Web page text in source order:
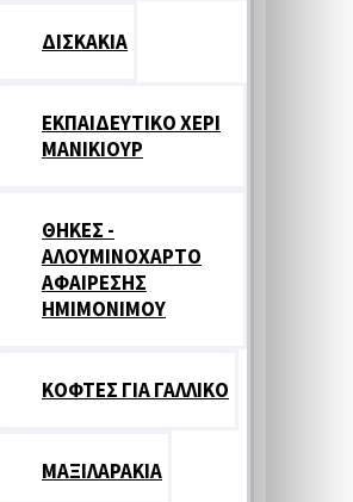
ΔΙΣΚΑΚΙΑ
ΕΚΠΑΙΔΕΥΤΙΚΟ ΧΕΡΙ
ΜΑΝΙΚΙΟΥΡ
ΘΗΚΕΣ -
ΑΛΟΥΜΙΝΟΧΑΡΤΟ
ΑΦΑΙΡΕΣΗΣ
ΗΜΙΜΟΝΙΜΟΥ
ΚΟΦΤΕΣ ΓΙΑ ΓΑΛΛΙΚΟ
ΜΑΞΙΛΑΡΑΚΙΑ